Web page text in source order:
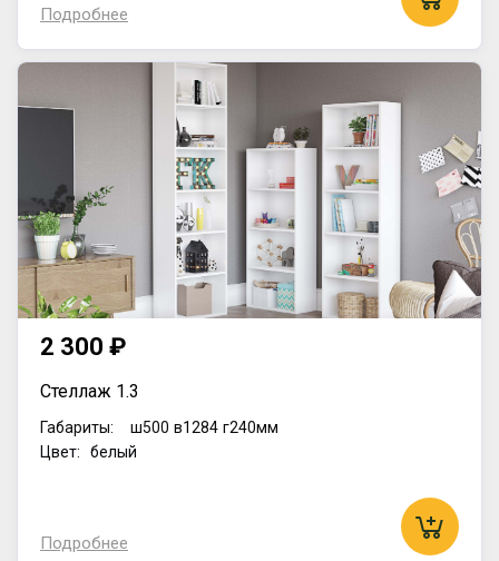
Подробнее
2 300 ₽
Стеллаж 1.3
Габариты: ш500 в1284 г240мм
Цвет: белый
Подробнее